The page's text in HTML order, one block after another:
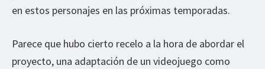
en estos personajes en las próximas temporadas.
Parece que hubo cierto recelo a la hora de abordar el
proyecto, una adaptación de un videojuego como